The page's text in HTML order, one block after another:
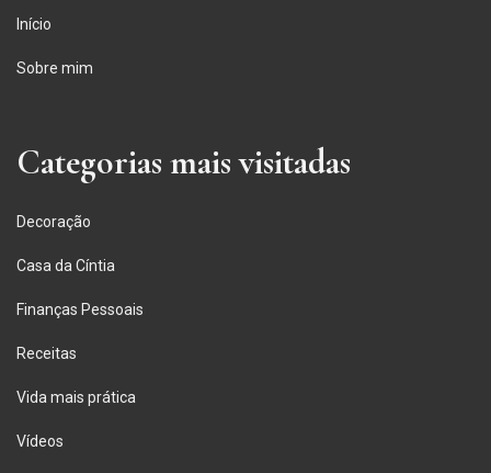
Início
Sobre mim
Categorias mais visitadas
Decoração
Casa da Cíntia
Finanças Pessoais
Receitas
Vida mais prática
Vídeos